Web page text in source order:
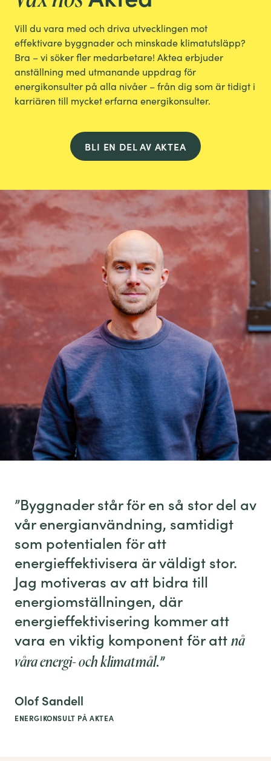
Vill du vara med och driva utvecklingen mot
effektivare byggnader och minskade klimatutsläpp?
Bra – vi söker fler medarbetare! Aktea erbjuder
anställning med utmanande uppdrag för
energikonsulter på alla nivåer – från dig som är tidigt i
karriären till mycket erfarna energikonsulter.
BLI EN DEL AV AKTEA
”Byggnader står för en så stor del av
vår energianvändning, samtidigt
som potentialen för att
energieffektivisera är väldigt stor.
Jag motiveras av att bidra till
energiomställningen, där
energieffektivisering kommer att
vara en viktig komponent för att nå
våra energi- och klimatmål.”
Olof Sandell
ENERGIKONSULT PÅ AKTEA